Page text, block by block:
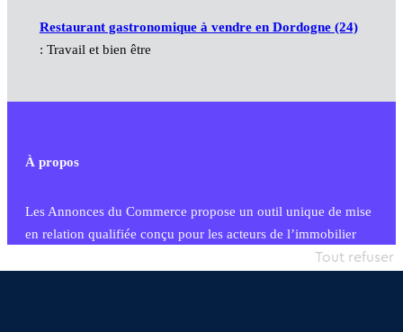
Restaurant gastronomique à vendre en Dordogne (24)
: Travail et bien être
À propos
Les Annonces du Commerce propose un outil unique de mise
en relation qualifiée conçu pour les acteurs de l’immobilier
commercial et les collectivités territoriales, simple et intégrant
Tout refuser